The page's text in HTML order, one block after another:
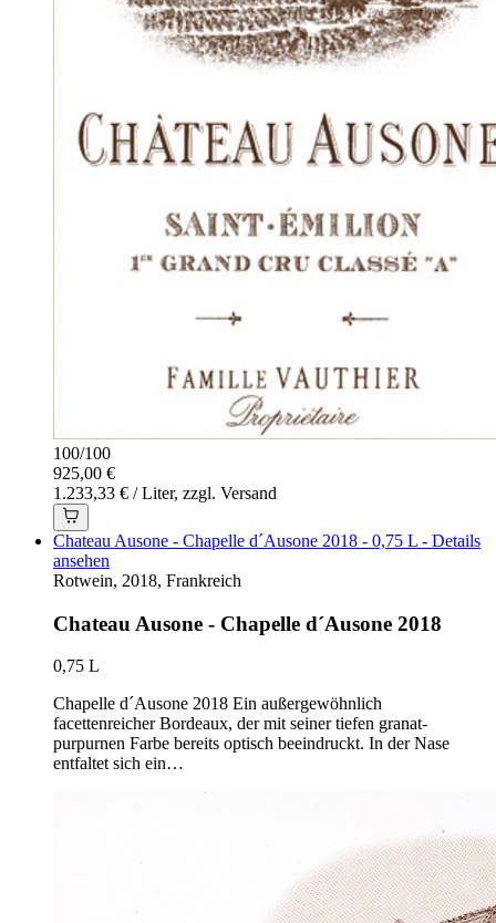
100/100
925,00 €
1.233,33 € / Liter, zzgl. Versand
Chateau Ausone - Chapelle d´Ausone 2018 - 0,75 L - Details
ansehen
Rotwein, 2018, Frankreich
Chateau Ausone - Chapelle d´Ausone 2018
0,75 L
Chapelle d´Ausone 2018 Ein außergewöhnlich
facettenreicher Bordeaux, der mit seiner tiefen granat-
purpurnen Farbe bereits optisch beeindruckt. In der Nase
entfaltet sich ein…